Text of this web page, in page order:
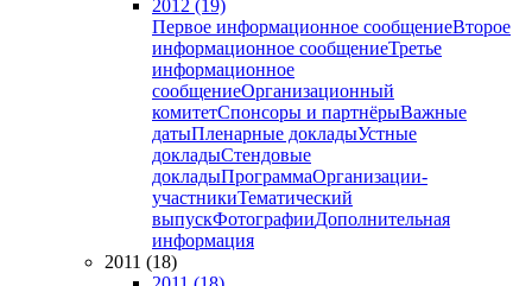
2012 (19)
Первое информационное сообщениеВторое
информационное сообщениеТретье
информационное
сообщениеОрганизационный
комитетСпонсоры и партнёрыВажные
датыПленарные докладыУстные
докладыСтендовые
докладыПрограммаОрганизации-
участникиТематический
выпускФотографииДополнительная
информация
2011 (18)